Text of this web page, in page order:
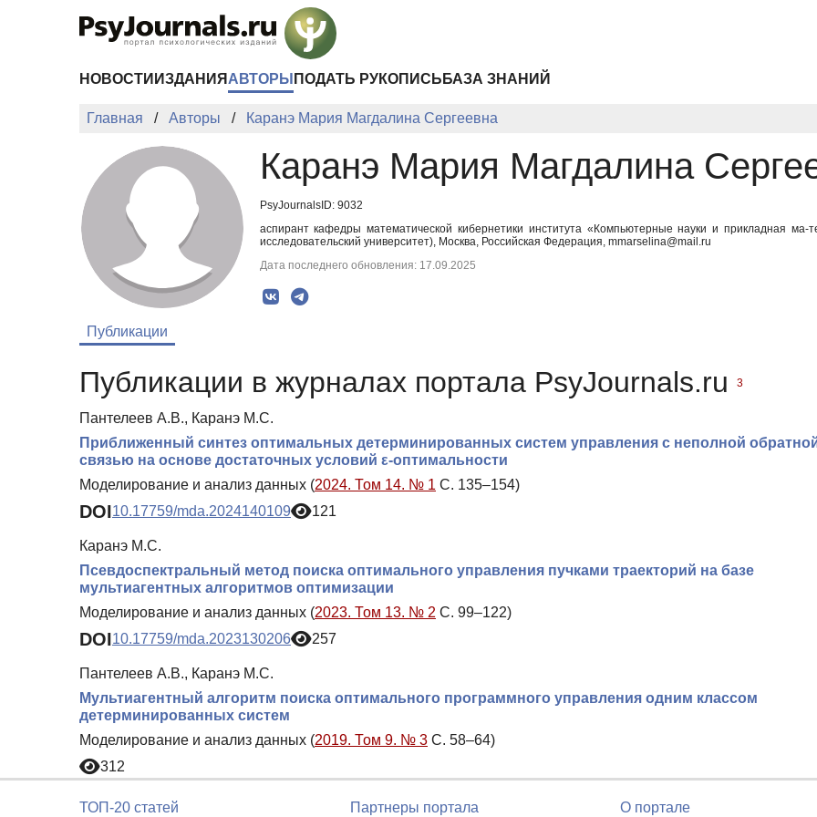
НОВОСТИ ИЗДАНИЯ АВТОРЫ ПОДАТЬ РУКОПИСЬ БАЗА ЗНАНИЙ
Главная Авторы Каранэ Мария Магдалина Сергеевна
Каранэ Мария Магдалина
PsyJournalsID: 9032
аспирант кафедры математической кибернетики института «Компьютерные науки и прикладная ма-
исследовательский университет), Москва, Российская Федерация, mmarselina@mail.ru
Дата последнего обновления: 17.09.2025
Публикации
Публикации в журналах портала PsyJournals.ru 3
Пантелеев А.В., Каранэ М.С.
Приближенный синтез оптимальных детерминированных систем управления с неполной
связью на основе достаточных условий ε-оптимальности
Моделирование и анализ данных (2024. Том 14. № 1 С. 135–154)
DOI10.17759/mda.2024140109 121
Каранэ М.С.
Псевдоспектральный метод поиска оптимального управления пучками траекторий на базе
мультиагентных алгоритмов оптимизации
Моделирование и анализ данных (2023. Том 13. № 2 С. 99–122)
DOI10.17759/mda.2023130206 257
Пантелеев А.В., Каранэ М.С.
Мультиагентный алгоритм поиска оптимального программного управления одним классом
детерминированных систем
Моделирование и анализ данных (2019. Том 9. № 3 С. 58–64)
312
ТОП-20 статей Партнеры портала О портале